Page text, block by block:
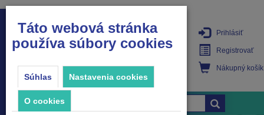
PRODUKTY
Prihlásiť
Registrovať
Nákupný košík
Táto webová stránka
používa súbory cookies
Súhlas Nastavenia cookies
O cookies